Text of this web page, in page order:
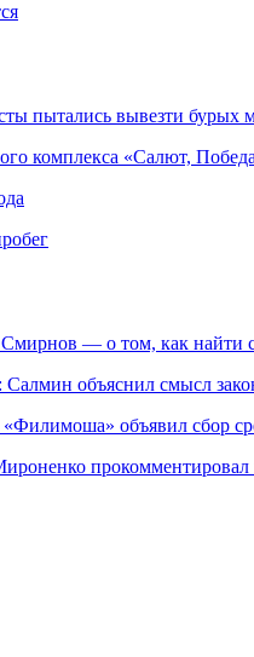
пытались вывезти бурых
комплекса «Салют,
Смирнов — о том, как найти
Салмин объяснил смысл
объявил сбор
прокомментировал